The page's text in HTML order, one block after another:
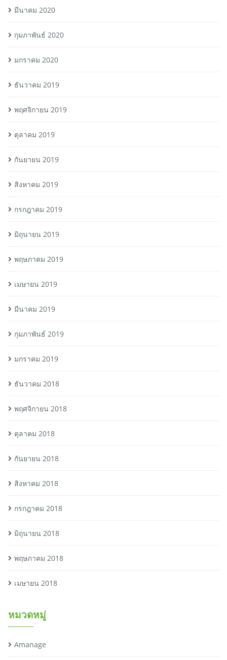
มีนาคม 2020
กุมภาพันธ์ 2020
มกราคม 2020
ธันวาคม 2019
พฤศจิกายน 2019
ตุลาคม 2019
กันยายน 2019
สิงหาคม 2019
กรกฎาคม 2019
มิถุนายน 2019
พฤษภาคม 2019
เมษายน 2019
มีนาคม 2019
กุมภาพันธ์ 2019
มกราคม 2019
ธันวาคม 2018
พฤศจิกายน 2018
ตุลาคม 2018
กันยายน 2018
สิงหาคม 2018
กรกฎาคม 2018
มิถุนายน 2018
พฤษภาคม 2018
เมษายน 2018
หมวดหมู่
Amanage